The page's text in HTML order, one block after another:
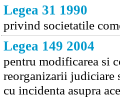
Legea 31 1990
privind societatile
Legea 149 2004
pentru modificarea si
reorganizarii judiciare
cu incidenta asupra